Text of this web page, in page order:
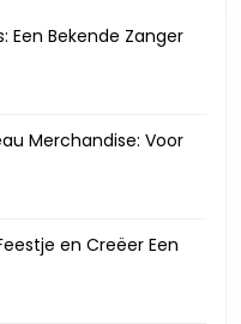
Een Bekende Zanger
Merchandise: Voor
en Creëer Een